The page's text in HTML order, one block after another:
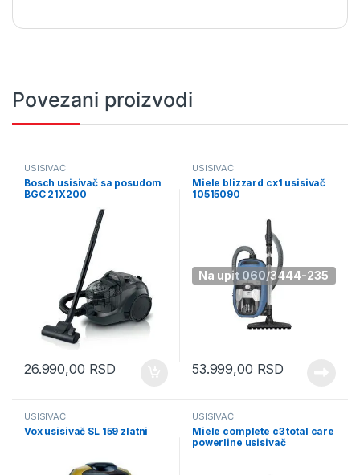
Povezani proizvodi
USISIVAČI
Bosch usisivač sa posudom
BGC 21X200
26.990,00 RSD
Na upit 060/3444-235
USISIVAČI
Miele blizzard cx1 usisivač
10515090
53.999,00 RSD
USISIVAČI
Vox usisivač SL 159 zlatni
USISIVAČI
Miele complete c3 total care
powerline usisivač